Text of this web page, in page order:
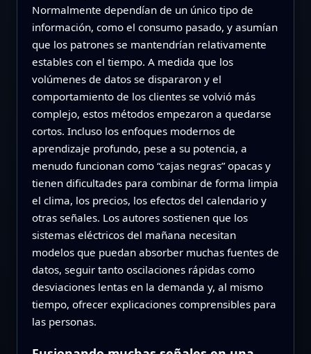
Normalmente dependían de un único tipo de
información, como el consumo pasado, y asumían
que los patrones se mantendrían relativamente
estables con el tiempo. A medida que los
volúmenes de datos se dispararon y el
comportamiento de los clientes se volvió más
complejo, estos métodos empezaron a quedarse
cortos. Incluso los enfoques modernos de
aprendizaje profundo, pese a su potencia, a
menudo funcionan como “cajas negras” opacas y
tienen dificultades para combinar de forma limpia
el clima, los precios, los efectos del calendario y
otras señales. Los autores sostienen que los
sistemas eléctricos del mañana necesitan
modelos que puedan absorber muchas fuentes de
datos, seguir tanto oscilaciones rápidas como
desviaciones lentas en la demanda y, al mismo
tiempo, ofrecer explicaciones comprensibles para
las personas.